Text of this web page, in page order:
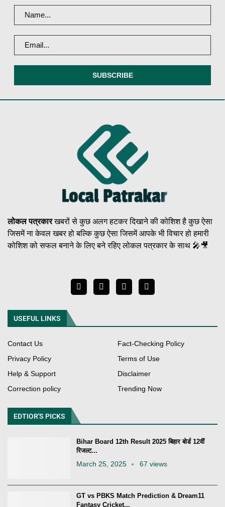
लोकल पत्रकारखबरों से कुछ अलग हटकर दिखाने की कोशिश है कुछ ऐसा
जिसमें ना केवल खबर हो बल्कि कुछ ऐसा जिसमें आपके भी विचार हो हमारी
कोशिश को सफल बनाने के लिए बने रहिए लोकल पत्रकार के साथ 🎤🎥
USEFUL LINKS
Contact Us
Fact-Checking Policy
Privacy Policy
Terms of Use
Help & Support
Disclaimer
Correction policy
Trending Now
EDTIOR'S PICKS
Bihar Board 12th Result 2025 बिहार बोर्ड 12वीं
रिजल्ट...
March 25, 2025 67 views
GT vs PBKS Match Prediction & Dream11
Fantasy Cricket...